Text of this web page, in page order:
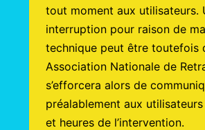
tout moment aux utilisateurs.
interruption pour raison de
technique peut être toutefois
Association Nationale de
s’efforcera alors de
préalablement aux
et heures de l’intervention.